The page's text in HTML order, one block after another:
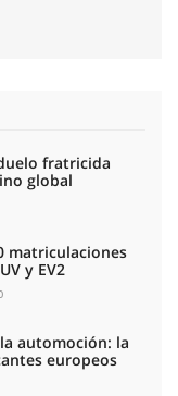
fratricida
global
matriculaciones
y EV2
automoción: la
europeos